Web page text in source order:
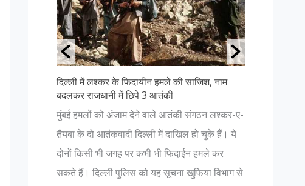
के फिदायीन हमले की साजिश, नाम
में छिपे 3 आतंकी
देने वाले आतंकी संगठन लश्कर-ए-
दिल्ली में दाखिल हो चुके हैं। ये
पर कभी भी फिदाईन हमले कर
पुलिस को यह सूचना खुफिया विभाग से
उत्तराखंड की ११ सबसे खूबसूरत जगहें- पढ़ें
अगर आप प्रकृति प्रेमी हैं और धार्मिक आस्था
हैं, तो आपको भी एक बार उत्तराखंड की यात्रा
चाहिए। यहाँ आपको प्रकृति की अनंत
नजर आएगा। जहां कहीं भी आपका विश्वास
भगवान में हो...